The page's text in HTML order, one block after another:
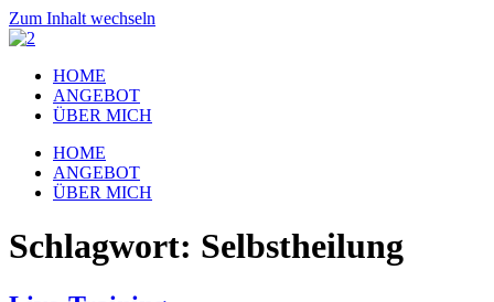
Zum Inhalt wechseln
HOME
ANGEBOT
ÜBER MICH
HOME
ANGEBOT
ÜBER MICH
Schlagwort: Selbstheilung